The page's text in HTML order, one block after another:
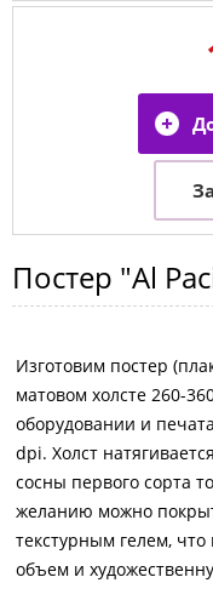
Постер "Al
Изготовим постер
матовом холсте 260-
оборудовании и
dpi. Холст
сосны первого сорта
желанию можно
текстурным гелем,
объем и